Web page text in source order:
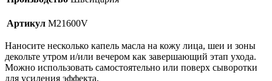
Артикул M21600V
Наносите несколько капель масла на кожу лица, шеи и зоны
декольте утром и/или вечером как завершающий этап ухода.
Можно использовать самостоятельно или поверх сыворотки
для усиления эффекта.